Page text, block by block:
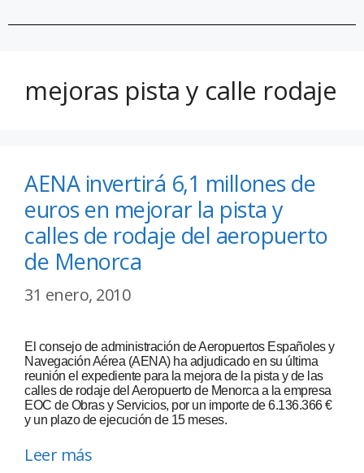
mejoras pista y calle rodaje
AENA invertirá 6,1 millones de
euros en mejorar la pista y
calles de rodaje del aeropuerto
de Menorca
31 enero, 2010
El consejo de administración de Aeropuertos Españoles y
Navegación Aérea (AENA) ha adjudicado en su última
reunión el expediente para la mejora de la pista y de las
calles de rodaje del Aeropuerto de Menorca a la empresa
EOC de Obras y Servicios, por un importe de 6.136.366 €
y un plazo de ejecución de 15 meses.
Leer más